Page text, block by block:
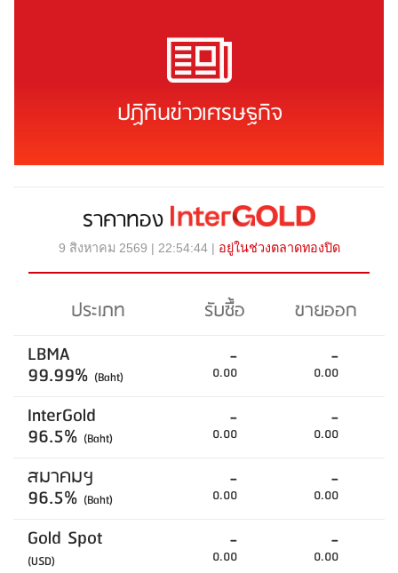
ปฏิทินข่าวเศรษฐกิจ
ราคาทอง
9 สิงหาคม 2569 | 22:54:44 | อยู่ในช่วงตลาดทองปิด
ประเภท รับซื้อ
ขายออก
LBMA
99.99% (Baht)
-
0.00
-
0.00
InterGold
96.5% (Baht)
-
0.00
-
0.00
สมาคมฯ
96.5% (Baht)
-
0.00
-
0.00
Gold Spot
(USD)
-
0.00
-
0.00